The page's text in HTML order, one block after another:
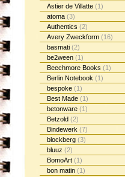
Astier de Villatte (1)
atoma (3)
Authentics (2)
Avery Zweckform (16)
basmati (2)
be2ween (1)
Beechmore Books (1)
Berlin Notebook (1)
bespoke (1)
Best Made (1)
betonware (1)
Betzold (2)
Bindewerk (7)
blockberg (3)
bluuz (2)
BomoArt (1)
bon matin (1)